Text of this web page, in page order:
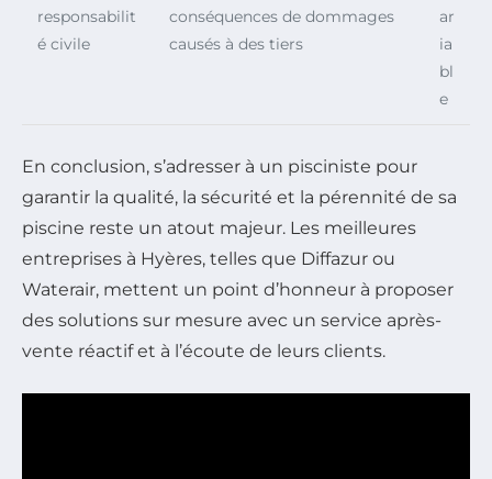
responsabilit
é civile
conséquences de dommages
causés à des tiers
ar
ia
bl
e
En conclusion, s’adresser à un pisciniste pour
garantir la qualité, la sécurité et la pérennité de sa
piscine reste un atout majeur. Les meilleures
entreprises à Hyères, telles que Diffazur ou
Waterair, mettent un point d’honneur à proposer
des solutions sur mesure avec un service après-
vente réactif et à l’écoute de leurs clients.